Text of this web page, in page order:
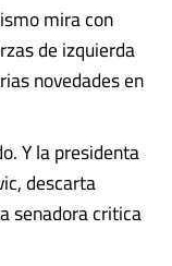
mira con
de izquierda
novedades en
Y la presidenta
descarta
senadora critica